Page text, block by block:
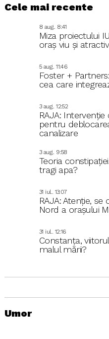
Cele mai recente
8 aug.. 8:41
Miza proiectului
oraș viu și
5 aug.. 11:46
Foster +
cea care
3 aug.. 12:52
RAJA:
pentru
canalizare
3 aug.. 9:58
Teoria
tragi apa?
31 iul.. 13:07
RAJA: Atenție,
Nord a orașului
31 iul.. 12:16
Constanța,
malul mării?
Umor